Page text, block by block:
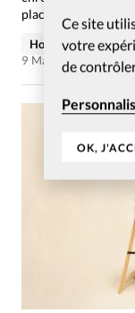
Ce site
votre
de
OK,
placent la foi au
Holger Wetjen
9 Mar 2026